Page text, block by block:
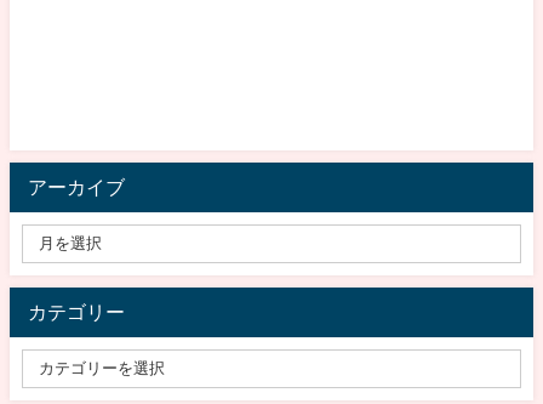
アーカイブ
カテゴリー